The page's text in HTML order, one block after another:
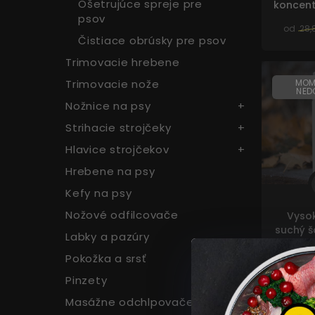
Ošetrujúce spreje pre
psov
Čistiace obrúsky pre psov
Trimovacie hrebene
Trimovacie nože
Nožnice na psy
Strihacie strojčeky
Hlavice strojčekov
Hrebene na psy
Kefy na psy
Nožové odfilcovače
Labky a pazúry
Pokožka a srsť
Pinzety
Masážne odchlpovače
od
suchý
17,32